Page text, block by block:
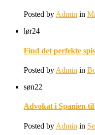
Posted byAdmin in
lør24
Find det perfekte
Posted by Admin in
søn22
Advokat i Spanien
Posted by Admin in